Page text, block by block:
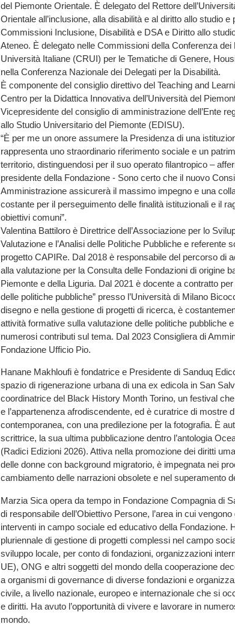
del Piemonte Orientale. È delegato del Rettore
Orientale all’inclusione, alla disabilità e al diritto allo studio e
Commissioni Inclusione, Disabilità e DSA e Diritto allo
Ateneo. È delegato nelle Commissioni della Conferenza dei
Università Italiane (CRUI) per le Tematiche di Genere,
nella Conferenza Nazionale dei Delegati per la Disabilità.
È componente del consiglio direttivo del Teaching and
Centro per la Didattica Innovativa dell’Università del
Vicepresidente del consiglio di amministrazione dell’Ente
allo Studio Universitario del Piemonte (EDISU).
“È per me un onore assumere la Presidenza di una
rappresenta uno straordinario riferimento sociale e un
territorio, distinguendosi per il suo operato filantropico –
presidente della Fondazione - Sono certo che il nuovo
Amministrazione assicurerà il massimo impegno e una
costante per il perseguimento delle finalità istituzionali e il
obiettivi comuni”.
Valentina Battiloro è Direttrice dell’Associazione per lo
Valutazione e l’Analisi delle Politiche Pubbliche e referente
progetto CAPIRe. Dal 2018 è responsabile del percorso di
alla valutazione per la Consulta delle Fondazioni di origine
Piemonte e della Liguria. Dal 2021 è docente a contratto
delle politiche pubbliche” presso l’Università di Milano
disegno e nella gestione di progetti di ricerca, è
attività formative sulla valutazione delle politiche pubbliche
numerosi contributi sul tema. Dal 2023 Consigliera di
Fondazione Ufficio Pio.
Hanane Makhloufi è fondatrice e Presidente di Sanduq
spazio di rigenerazione urbana di una ex edicola in San
coordinatrice del Black History Month Torino, un festival
e l’appartenenza afrodiscendente, ed è curatrice di mostre
contemporanea, con una predilezione per la fotografia. È
scrittrice, la sua ultima pubblicazione dentro l’antologia
(Radici Edizioni 2026). Attiva nella promozione dei diritti
delle donne con background migratorio, è impegnata nei
cambiamento delle narrazioni obsolete e nel superamento
Marzia Sica opera da tempo in Fondazione Compagnia di
di responsabile dell’Obiettivo Persone, l’area in cui
interventi in campo sociale ed educativo della Fondazione.
pluriennale di gestione di progetti complessi nel campo
sviluppo locale, per conto di fondazioni, organizzazioni
UE), ONG e altri soggetti del mondo della cooperazione
a organismi di governance di diverse fondazioni e
civile, a livello nazionale, europeo e internazionale che si
e diritti. Ha avuto l’opportunità di vivere e lavorare in
mondo.